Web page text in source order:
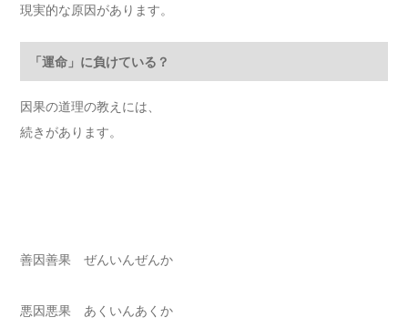
現実的な原因があります。
「運命」に負けている？
因果の道理の教えには、
続きがあります。
善因善果 ぜんいんぜんか
悪因悪果 あくいんあくか